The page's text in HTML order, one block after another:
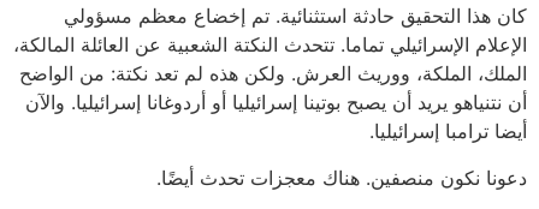
كان هذا التحقيق حادثة استثنائية. تم إخضاع معظم مسؤولي
الإعلام الإسرائيلي تماما. تتحدث النكتة الشعبية عن العائلة المالكة،
الملك، الملكة، ووريث العرش. ولكن هذه لم تعد نكتة: من الواضح
أن نتنياهو يريد أن يصبح بوتينا إسرائيليا أو أردوغانا إسرائيليا. والآن
أيضا ترامبا إسرائيليا.
دعونا نكون منصفين. هناك معجزات تحدث أيضًا.